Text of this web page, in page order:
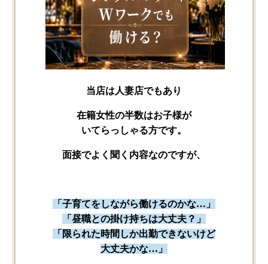
当店は​人妻店でも​あり
在​籍女性の​半数は​お子様が​
いてらっしゃる方です。
面接で​よく​聞く​内容なのですが、
「子育てを​しながら​働けるのかな…」
「昼職との​掛け持ちは​大丈夫？」
「限られた​時間しか​出勤できないけど​
大丈夫かな…」